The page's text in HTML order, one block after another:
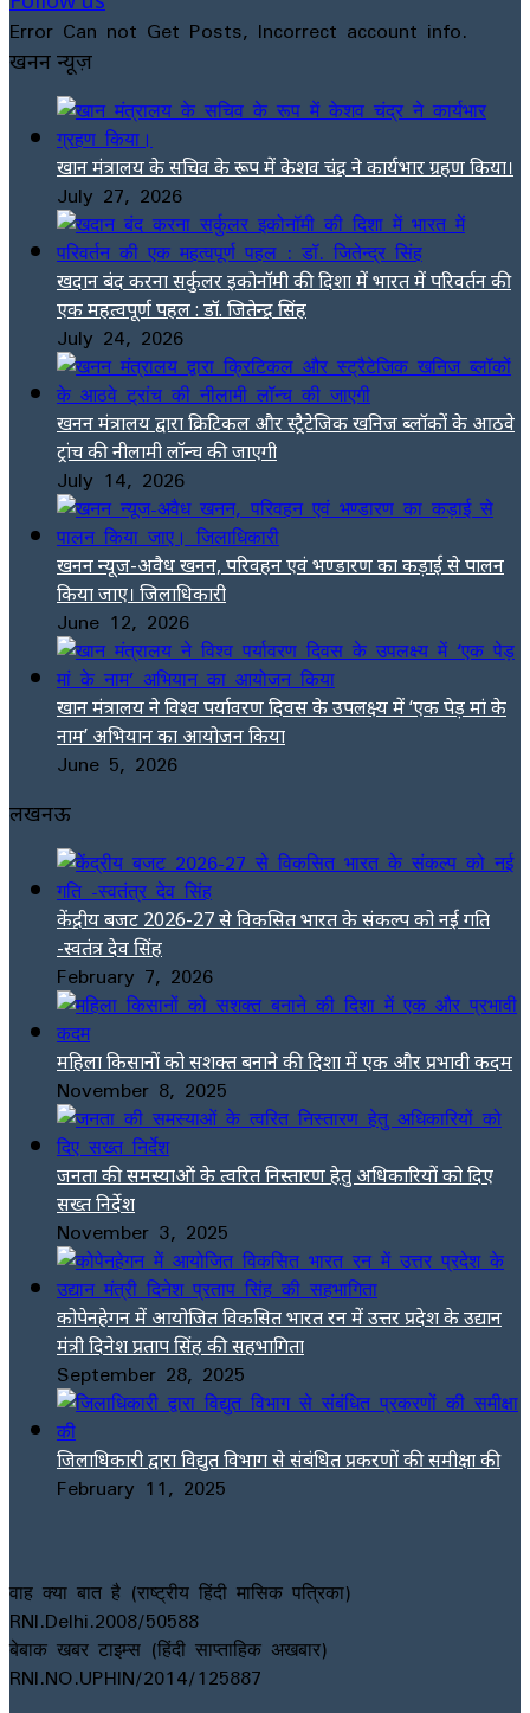
Error Can not Get Posts, Incorrect account info.
खनन न्यूज़
खान मंत्रालय के सचिव के रूप में केशव चंद्र ने कार्यभार ग्रहण किया।
July 27, 2026
खदान बंद करना सर्कुलर इकोनॉमी की दिशा में भारत में परिवर्तन की
एक महत्वपूर्ण पहल : डॉ. जितेन्द्र सिंह
July 24, 2026
खनन मंत्रालय द्वारा क्रिटिकल और स्ट्रैटेजिक खनिज ब्लॉकों के आठवे
ट्रांच की नीलामी लॉन्च की जाएगी
July 14, 2026
खनन न्यूज-अवैध खनन, परिवहन एवं भण्डारण का कड़ाई से पालन
किया जाए। जिलाधिकारी
June 12, 2026
खान मंत्रालय ने विश्व पर्यावरण दिवस के उपलक्ष्य में ‘एक पेड़ मां के
नाम’ अभियान का आयोजन किया
June 5, 2026
लखनऊ
केंद्रीय बजट 2026-27 से विकसित भारत के संकल्प को नई गति
-स्वतंत्र देव सिंह
February 7, 2026
महिला किसानों को सशक्त बनाने की दिशा में एक और प्रभावी कदम
November 8, 2025
जनता की समस्याओं के त्वरित निस्तारण हेतु अधिकारियों को दिए
सख्त निर्देश
November 3, 2025
कोपेनहेगन में आयोजित विकसित भारत रन में उत्तर प्रदेश के उद्यान
मंत्री दिनेश प्रताप सिंह की सहभागिता
September 28, 2025
जिलाधिकारी द्वारा विद्युत विभाग से संबंधित प्रकरणों की समीक्षा की
February 11, 2025
वाह क्या बात है (राष्ट्रीय हिंदी मासिक पत्रिका)
RNI.Delhi.2008/50588
बेबाक खबर टाइम्स (हिंदी साप्ताहिक अखबार)
RNI.NO.UPHIN/2014/125887